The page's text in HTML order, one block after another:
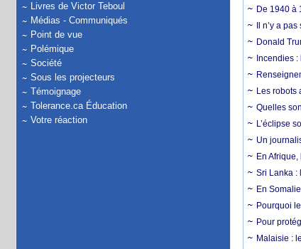
Livres de Victor Teboul
Médias - Communiqués
Point de vue
Polémique
Société
Sous les projecteurs
Témoignage
Tolerance.ca Éducation
Votre réaction
De 1940 à
Il n’y a
Donald
Incendies
Les robots
Quelles
L’éclipse
Un
En
Sri Lanka :
En
Pourquoi
Pour
Malaisie :